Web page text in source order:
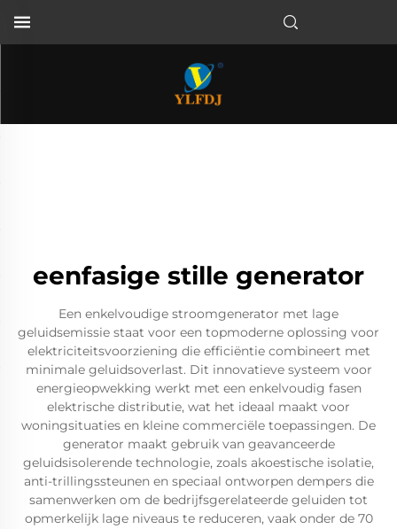
eenfasige stille generator
Een enkelvoudige stroomgenerator met lage
geluidsemissie staat voor een topmoderne oplossing voor
elektriciteitsvoorziening die efficiëntie combineert met
minimale geluidsoverlast. Dit innovatieve systeem voor
energieopwekking werkt met een enkelvoudig fasen
elektrische distributie, wat het ideaal maakt voor
woningsituaties en kleine commerciële toepassingen. De
generator maakt gebruik van geavanceerde
geluidsisolerende technologie, zoals akoestische isolatie,
anti-trillingssteunen en speciaal ontworpen dempers die
samenwerken om de bedrijfsgerelateerde geluiden tot
opmerkelijk lage niveaus te reduceren, vaak onder de 70